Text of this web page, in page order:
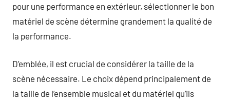
pour une performance en extérieur, sélectionner le bon
matériel de scène détermine grandement la qualité de
la performance.
D’emblée, il est crucial de considérer la taille de la
scène nécessaire. Le choix dépend principalement de
la taille de l’ensemble musical et du matériel qu’ils